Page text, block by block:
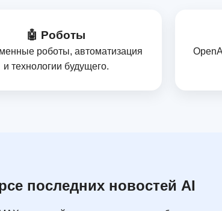
🤖 Роботы
роботы, автоматизация
и технологии будущего.
последних новостей AI